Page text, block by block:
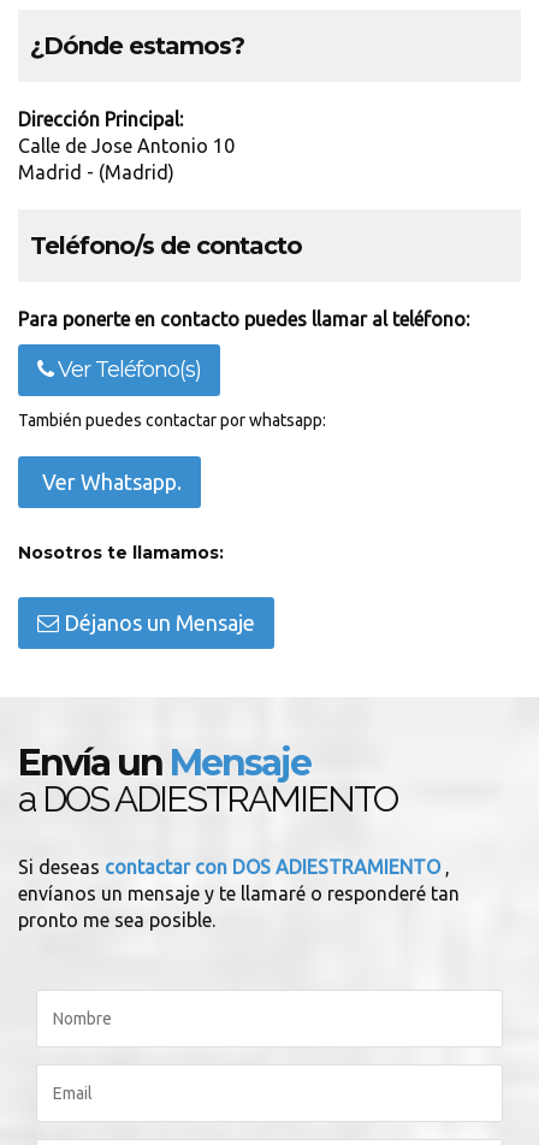
¿Dónde estamos?
Dirección Principal:
Calle de Jose Antonio 10
Madrid - (Madrid)
Teléfono/s de contacto
Para ponerte en contacto puedes llamar al teléfono:
Ver Teléfono(s)
También puedes contactar por whatsapp:
Ver Whatsapp.
Nosotros te llamamos:
Déjanos un Mensaje
Envía un Mensaje
a DOS ADIESTRAMIENTO
Si deseas contactar con DOS ADIESTRAMIENTO ,
envíanos un mensaje y te llamaré o responderé tan
pronto me sea posible.